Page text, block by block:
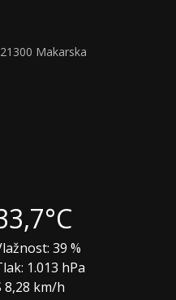
Makarska
39 %
1.013 hPa
8,28 km/h